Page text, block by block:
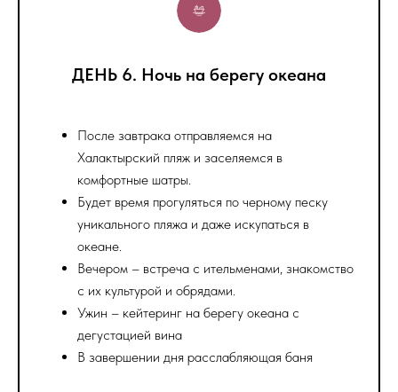
ДЕНЬ 6. Ночь на берегу океана
После завтрака отправляемся на
Халактырский пляж и заселяемся в
комфортные шатры.
Будет время прогуляться по черному песку
уникального пляжа и даже искупаться в
океане.
Вечером – встреча с ительменами, знакомство
с их культурой и обрядами.
Ужин – кейтеринг на берегу океана с
дегустацией вина
В завершении дня расслабляющая баня